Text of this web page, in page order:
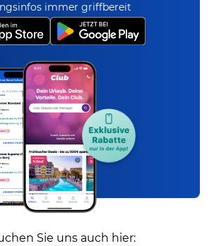
immer griffbereit
Sie uns auch hier: